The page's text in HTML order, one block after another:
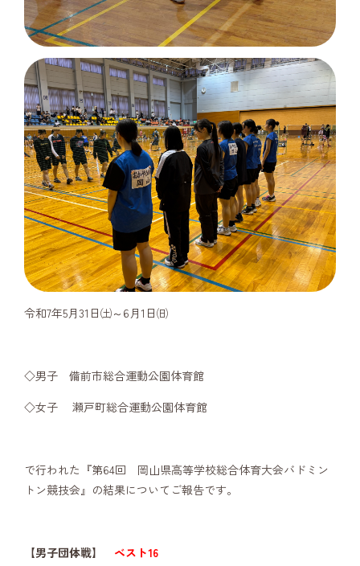
令和7年5月31日㈯～6月1日㈰
◇男子 備前市総合運動公園体育館
◇女子 瀬戸町総合運動公園体育館
で行われた『第64回 岡山県高等学校総合体育大会バドミン
トン競技会』の結果についてご報告です。
【男子団体戦】 ベスト16